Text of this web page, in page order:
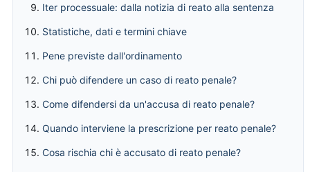
Iter processuale: dalla notizia di reato alla sentenza
Statistiche, dati e termini chiave
Pene previste dall'ordinamento
Chi può difendere un caso di reato penale?
Come difendersi da un'accusa di reato penale?
Quando interviene la prescrizione per reato penale?
Cosa rischia chi è accusato di reato penale?